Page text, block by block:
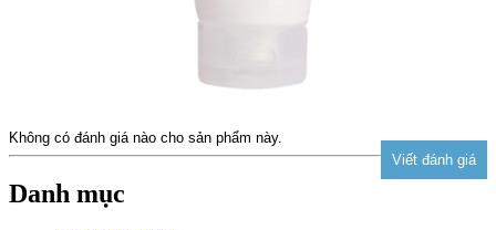
Không có đánh giá nào cho sản phẩm này.
Danh mục